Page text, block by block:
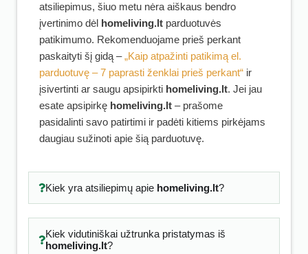
atsiliepimus, šiuo metu nėra aiškaus bendro
įvertinimo dėl homeliving.lt parduotuvės
patikimumo. Rekomenduojame prieš perkant
paskaityti šį gidą –„Kaip atpažinti patikimą el.
parduotuvę – 7 paprasti ženklai prieš perkant“ ir
įsivertinti ar saugu apsipirkti homeliving.lt. Jei jau
esate apsipirkę homeliving.lt – prašome
pasidalinti savo patirtimi ir padėti kitiems pirkėjams
daugiau sužinoti apie šią parduotuvę.
Kiek yra atsiliepimų apie homeliving.lt?
Kiek vidutiniškai užtrunka pristatymas iš
homeliving.lt?